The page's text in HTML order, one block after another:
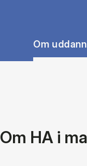
Tablist controls
Show panel
Om
Om HA i